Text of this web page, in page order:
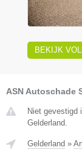
BEKIJK
ASN Autoschade
Niet gevestigd
Gelderland.
Gelderland »